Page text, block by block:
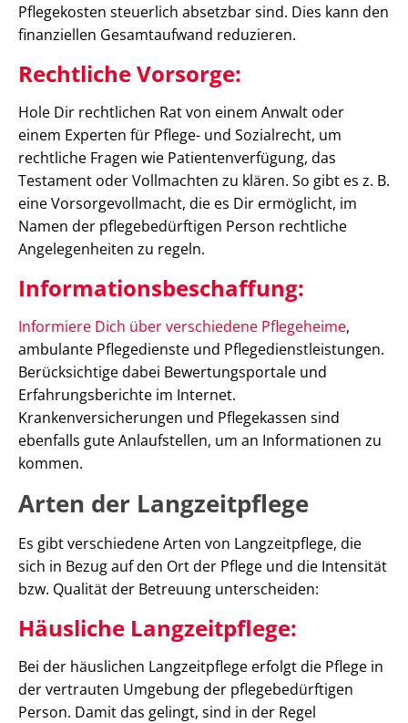
Pflegekosten steuerlich absetzbar sind. Dies kann den
finanziellen Gesamtaufwand reduzieren.
Rechtliche Vorsorge:
Hole Dir rechtlichen Rat von einem Anwalt oder
einem Experten für Pflege- und Sozialrecht, um
rechtliche Fragen wie Patientenverfügung, das
Testament oder Vollmachten zu klären. So gibt es z. B.
eine Vorsorgevollmacht, die es Dir ermöglicht, im
Namen der pflegebedürftigen Person rechtliche
Angelegenheiten zu regeln.
Informationsbeschaffung:
Informiere Dich über verschiedene Pflegeheime,
ambulante Pflegedienste und Pflegedienstleistungen.
Berücksichtige dabei Bewertungsportale und
Erfahrungsberichte im Internet.
Krankenversicherungen und Pflegekassen sind
ebenfalls gute Anlaufstellen, um an Informationen zu
kommen.
Arten der Langzeitpflege
Es gibt verschiedene Arten von Langzeitpflege, die
sich in Bezug auf den Ort der Pflege und die Intensität
bzw. Qualität der Betreuung unterscheiden:
Häusliche Langzeitpflege:
Bei der häuslichen Langzeitpflege erfolgt die Pflege in
der vertrauten Umgebung der pflegebedürftigen
Person. Damit das gelingt, sind in der Regel